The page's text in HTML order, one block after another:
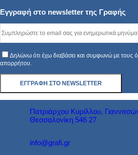
Εγγραφή στο newsletter της Γραφής
Δηλώνω ότι έχω διαβάσει και συμφωνώ με τους
απορρήτου.
Πατριάρχου Κυρίλλου,
Θεσσαλονίκη 546 27
info@grafi.gr